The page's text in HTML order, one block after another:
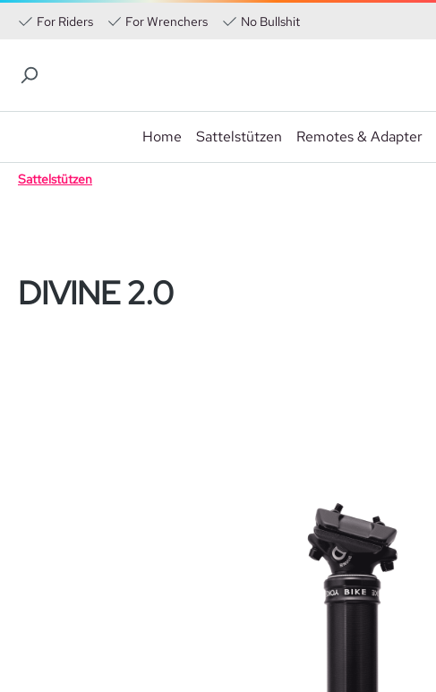
Hauptinhalt springen
Zur Suche springen
Zur Hauptnavigation springen
For Riders For Wrenchers No Bullshit
Home Sattelstützen Remotes & Adapter
Sattelstützen
DIVINE 2.0